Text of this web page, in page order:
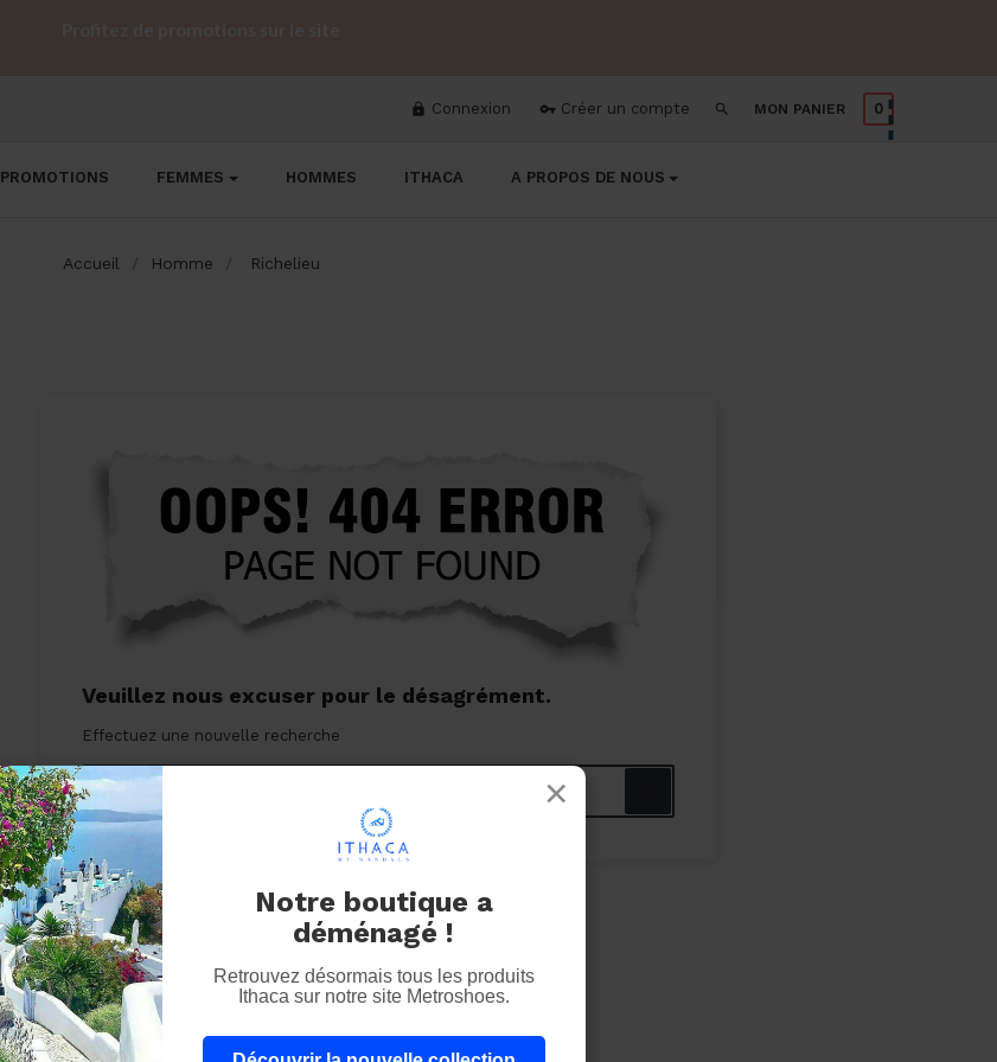
MON PANIER 0

 Connexion  Créer un compte
PROMOTIONS FEMMES HOMMES ITHACA A PROPOS DE NOUS
Accueil Homme Richelieu
Veuillez nous excuser pour le désagrément.
Effectuez une nouvelle recherche
×
Notre boutique a
déménagé !
Retrouvez désormais tous les produits
Ithaca sur notre site Metroshoes.